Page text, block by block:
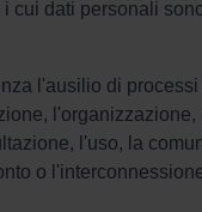
cui dati personali
l'ausilio di
l'organizzazione,
l'uso, la
o